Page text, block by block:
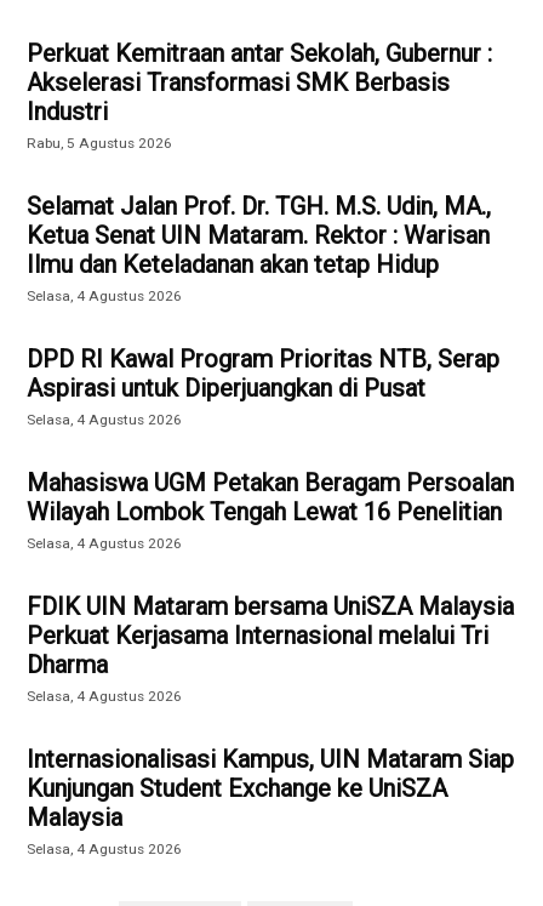
Perkuat Kemitraan antar Sekolah, Gubernur :
Akselerasi Transformasi SMK Berbasis
Industri
Rabu, 5 Agustus 2026
Selamat Jalan Prof. Dr. TGH. M.S. Udin, MA.,
Ketua Senat UIN Mataram. Rektor : Warisan
Ilmu dan Keteladanan akan tetap Hidup
Selasa, 4 Agustus 2026
DPD RI Kawal Program Prioritas NTB, Serap
Aspirasi untuk Diperjuangkan di Pusat
Selasa, 4 Agustus 2026
Mahasiswa UGM Petakan Beragam Persoalan
Wilayah Lombok Tengah Lewat 16 Penelitian
Selasa, 4 Agustus 2026
FDIK UIN Mataram bersama UniSZA Malaysia
Perkuat Kerjasama Internasional melalui Tri
Dharma
Selasa, 4 Agustus 2026
Internasionalisasi Kampus, UIN Mataram Siap
Kunjungan Student Exchange ke UniSZA
Malaysia
Selasa, 4 Agustus 2026